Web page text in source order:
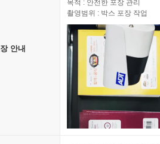
안내
목적 : 안전한 포장 관리
촬영범위 : 박스 포장 작업